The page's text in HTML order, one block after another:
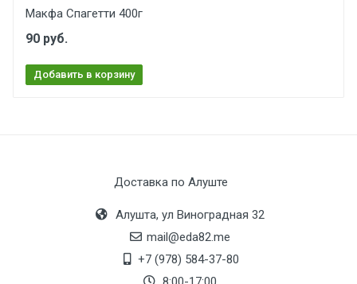
Макфа Спагетти 400г
90 руб.
Добавить в корзину
Доставка по Алуште
Алушта, ул Виноградная 32
mail@eda82.me
+7 (978) 584-37-80